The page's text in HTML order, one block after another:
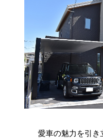
愛車の魅力を引き